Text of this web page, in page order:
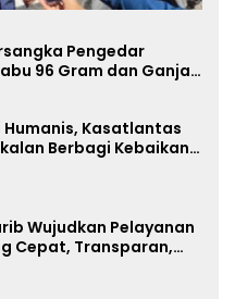
Pengedar
96 Gram dan Ganja
Kasatlantas
Berbagi Kebaikan
Wujudkan Pelayanan
Cepat, Transparan,